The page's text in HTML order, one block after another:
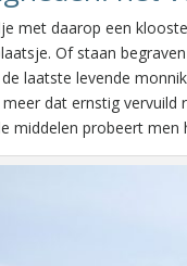
met daarop een
Of staan
laatste levende
dat ernstig
middelen probeert